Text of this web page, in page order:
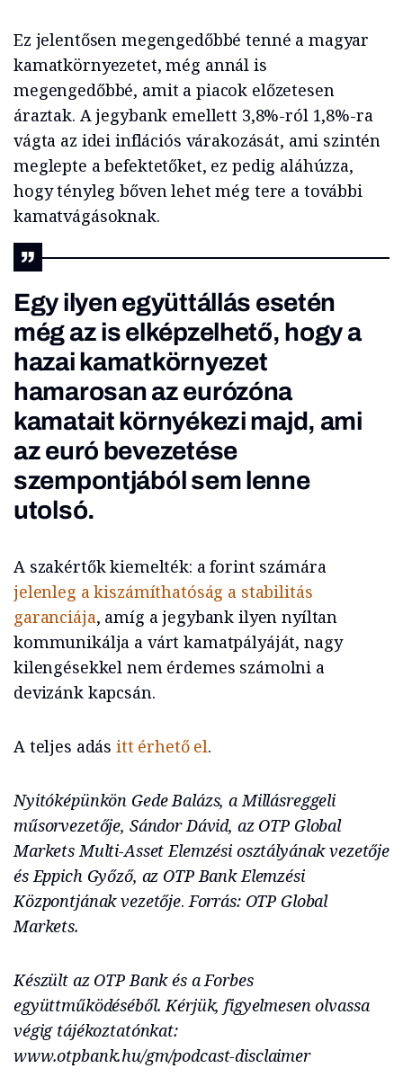
Ez jelentősen megengedőbbé tenné a magyar
kamatkörnyezetet, még annál is
megengedőbbé, amit a piacok előzetesen
áraztak. A jegybank emellett 3,8%-ról 1,8%-ra
vágta az idei inflációs várakozását, ami szintén
meglepte a befektetőket, ez pedig aláhúzza,
hogy tényleg bőven lehet még tere a további
kamatvágásoknak.
Egy ilyen együttállás esetén
még az is elképzelhető, hogy a
hazai kamatkörnyezet
hamarosan az eurózóna
kamatait környékezi majd, ami
az euró bevezetése
szempontjából sem lenne
utolsó.
A szakértők kiemelték: a forint számára
jelenleg a kiszámíthatóság a stabilitás
garanciája, amíg a jegybank ilyen nyíltan
kommunikálja a várt kamatpályáját, nagy
kilengésekkel nem érdemes számolni a
devizánk kapcsán.
A teljes adás itt érhető el.
Nyitóképünkön Gede Balázs, a Millásreggeli
műsorvezetője, Sándor Dávid, az OTP Global
Markets Multi-Asset Elemzési osztályának vezetője
és Eppich Győző, az OTP Bank Elemzési
Központjának vezetője.Forrás: OTP Global
Markets.
Készült az OTP Bank és a Forbes
együttműködéséből. Kérjük, figyelmesen olvassa
végig tájékoztatónkat:
www.otpbank.hu/gm/podcast-disclaimer